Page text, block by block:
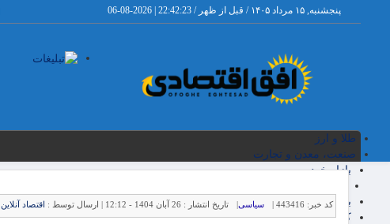
پنجشنبه, ۱۵ مرداد ۱۴۰۵ / قبل از ظهر / 22:42:23
|
2026-08-06
طلا و ارز
صنعت، معدن و تجارت
بازار خودرو
بازرگانی
کار، اشتغال و تعاون
کد خبر: 443416 | سیاسی| تاریخ انتشار : 26 آبان 1404 - 12:12 | ارسال توسط : اقتصاد آنلاین